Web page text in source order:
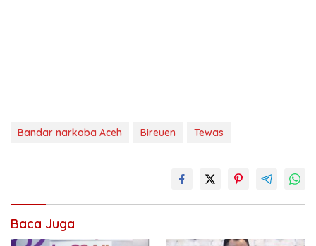
Bandar narkoba Aceh Bireuen Tewas
Baca Juga